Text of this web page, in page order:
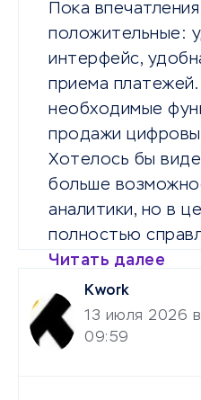
Пока впечатления
положительные:
интерфейс,
приема платежей.
необходимые
продажи
Хотелось бы
больше
аналитики, но в
полностью
Читать далее
Kwork
13 июля 2026 в
09:59